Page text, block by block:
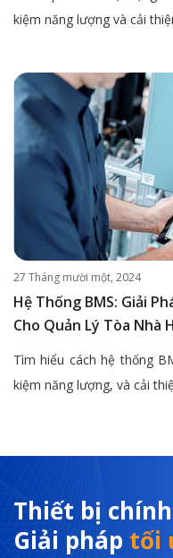
kiệm năng lượng và cải
27 Tháng mười một, 2024
Hệ Thống BMS: Giải
Cho Quản Lý Tòa Nhà
Tìm hiểu cách hệ thống
kiệm năng lượng, và cải
Thiết bị
Giải pháp tối